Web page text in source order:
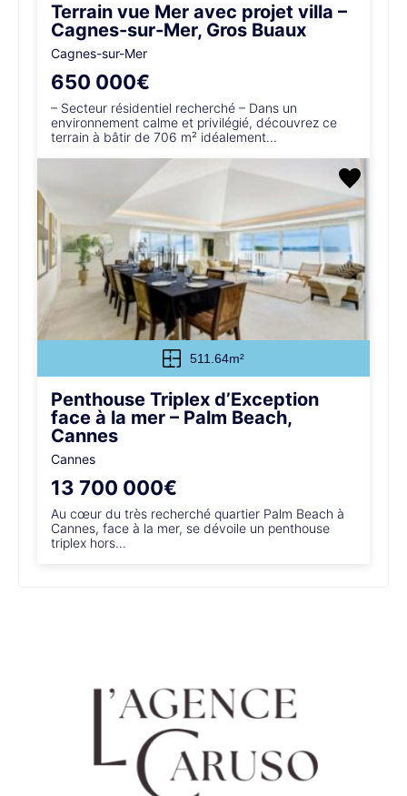
Terrain vue Mer avec projet villa –
Cagnes-sur-Mer, Gros Buaux
Cagnes-sur-Mer
650 000€
– Secteur résidentiel recherché – Dans un
environnement calme et privilégié, découvrez ce
terrain à bâtir de 706 m² idéalement...
511.64m²
Penthouse Triplex d’Exception
face à la mer – Palm Beach,
Cannes
Cannes
13 700 000€
Au cœur du très recherché quartier Palm Beach à
Cannes, face à la mer, se dévoile un penthouse
triplex hors...